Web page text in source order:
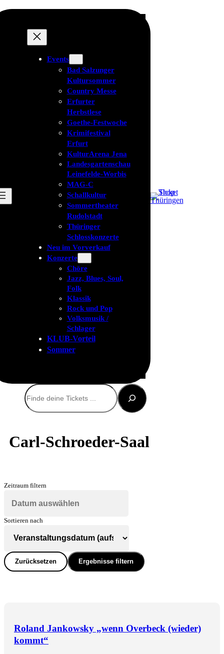
Events
Bad Salzunger
Kultursommer
Country Messe
Erfurter
Herbstlese
Goethe-Festwoche
Krimifestival
Erfurt
KulturArena Jena
Landesgartenschau
Leinefelde-Worbis
MAG-C
Schallkultur
Sommertheater
Rudolstadt
Thüringer
Schlosskonzerte
Neu im Vorverkauf
Konzerte
Chöre
Jazz, Blues, Soul,
Folk
Klassik
Rock und Pop
Volksmusik /
Schlager
KLUB-Vorteil
Sommer
Suchen
Carl-Schroeder-Saal
Zeitraum filtern
Sortieren nach
Zurücksetzen Ergebnisse filtern
Roland Jankowsky „wenn Overbeck (wieder)
kommt“